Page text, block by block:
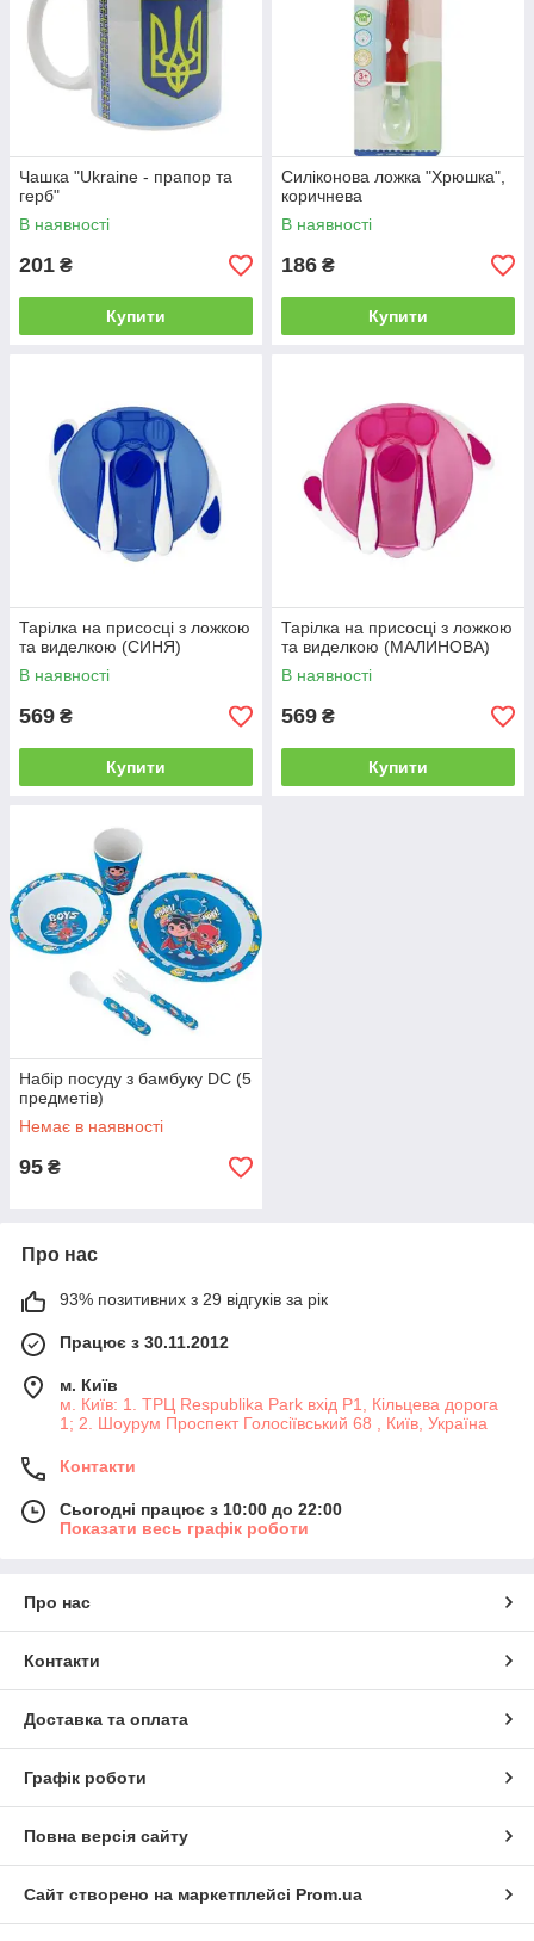
Чашка "Ukraine - прапор та
герб"
В наявності
201 ₴
Купити
Силіконова ложка "Хрюшка",
коричнева
В наявності
186 ₴
Купити
Тарілка на присосці з ложкою
та виделкою (СИНЯ)
В наявності
569 ₴
Купити
Тарілка на присосці з ложкою
та виделкою (МАЛИНОВА)
В наявності
569 ₴
Купити
Набір посуду з бамбуку DC (5
предметів)
Немає в наявності
95 ₴
Про нас
93% позитивних з 29 відгуків за рік
Працює з 30.11.2012
м. Київ
м. Київ: 1. ТРЦ Respublika Park вхід P1, Кільцева дорога
1; 2. Шоурум Проспект Голосіївський 68 , Київ, Україна
Контакти
Сьогодні працює з 10:00 до 22:00
Показати весь графік роботи
Про нас
Контакти
Доставка та оплата
Графік роботи
Повна версія сайту
Сайт створено на маркетплейсі Prom.ua